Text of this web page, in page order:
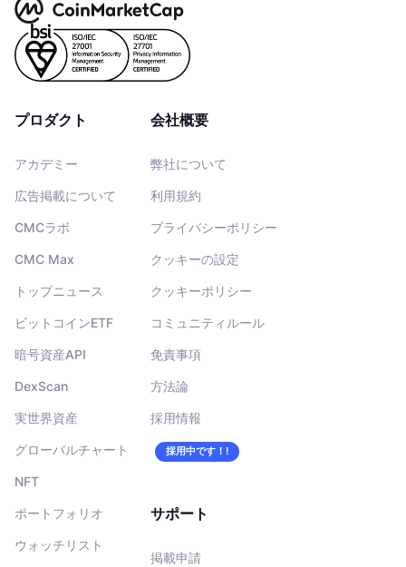
プロダクト
アカデミー
広告掲載について
CMCラボ
CMC Max
トップニュース
ビットコインETF
暗号資産API
DexScan
実世界資産
グローバルチャート
NFT
ポートフォリオ
ウォッチリスト
会社概要
弊社について
利用規約
プライバシーポリシー
クッキーの設定
クッキーポリシー
コミュニティルール
免責事項
方法論
採用情報
採用中です！!
サポート
掲載申請